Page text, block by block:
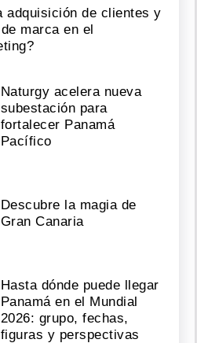
adquisición de clientes y
marca en el
Naturgy acelera nueva
subestación para
fortalecer Panamá
Pacífico
Descubre la magia de
Gran Canaria
Hasta dónde puede llegar
Panamá en el Mundial
2026: grupo, fechas,
figuras y perspectivas